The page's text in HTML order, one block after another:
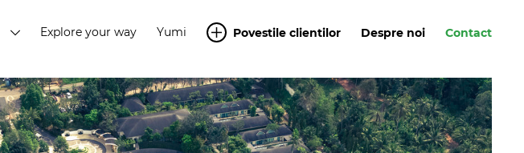
Explore your way Yumi Povestile clientilor Despre noi Contact